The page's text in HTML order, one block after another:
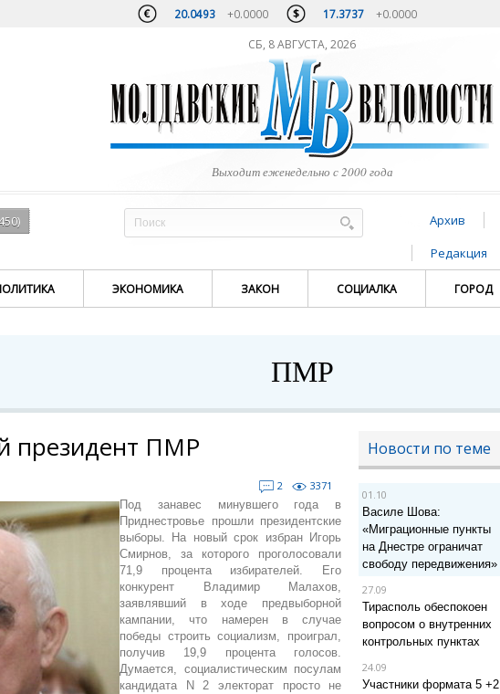
20.0493 +0.0000 17.3737 +0.0000
СБ, 8 АВГУСТА, 2026
Выходит еженедельно с 2000 года
Архив
Редакция
ЭКОНОМИКА ЗАКОН СОЦИАЛКА ГОРОД
ПМР
президент ПМР
2
3371
Под занавес минувшего года в
Приднестровье прошли президентские
выборы. На новый срок избран Игорь
Смирнов, за которого проголосовали
71,9 процента избирателей. Его
конкурент Владимир Малахов,
заявлявший в ходе предвыборной
кампании, что намерен в случае
победы строить социализм, проиграл,
получив 19,9 процента голосов.
Думается, социалистическим посулам
кандидата N 2 электорат просто не
Новости по теме
01.10
Василе Шова:
«Миграционные пункты
на Днестре ограничат
свободу передвижения»
27.09
Тирасполь обеспокоен
вопросом о внутренних
контрольных пунктах
24.09
Участники формата 5 +2